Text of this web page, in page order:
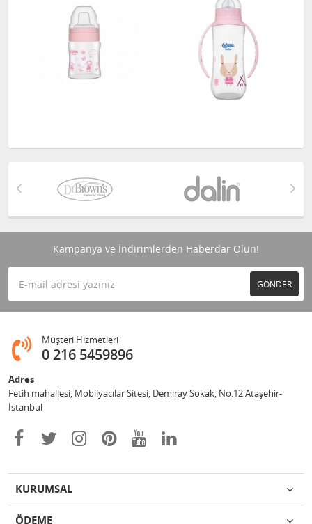
Kampanya ve İndirimlerden Haberdar Olun!
GÖNDER
Müşteri Hizmetleri
0 216 5459896
Adres
Fetih mahallesi, Mobilyacılar Sitesi, Demiray Sokak, No.12 Ataşehir-
İstanbul
KURUMSAL
ÖDEME